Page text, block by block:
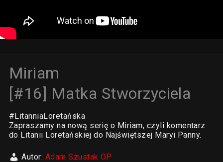
Miriam
[#16] Matka Stworzyciela
#LitanniaLoretańska
Zapraszamy na nową serię o Miriam, czyli komentarz
do Litanii Loretańskiej do Najświętszej Maryi Panny.
Autor: Adam Szustak OP